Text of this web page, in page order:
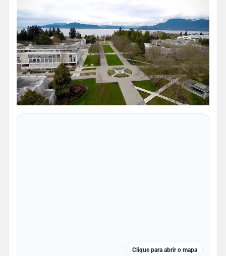
Clique para abrir o mapa